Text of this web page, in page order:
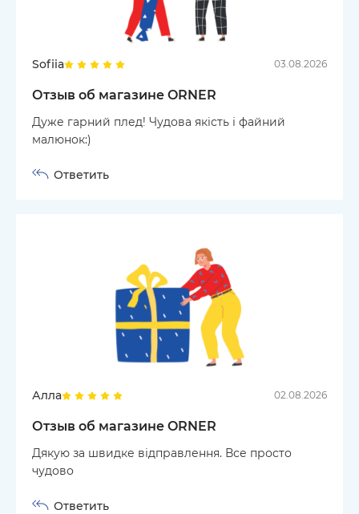
Sofiia 03.08.2026
Отзыв об магазине ORNER
Дуже гарний плед! Чудова якість і файний
малюнок:)
Ответить
Алла 02.08.2026
Отзыв об магазине ORNER
Дякую за швидке відправлення. Все просто
чудово
Ответить